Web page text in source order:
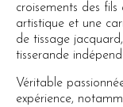
croisements des
artistique et une
de tissage
tisserande
Véritable
expérience,